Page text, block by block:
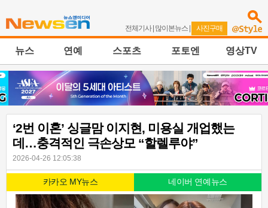
전체기사| 많이본뉴스 | 사진구매
뉴스 연예 스포츠 포토엔 영상TV
‘2번 이혼’ 싱글맘 이지현, 미용실 개업했는
데…충격적인 극손상모 “할렐루야”
2026-04-26 12:05:38
카카오 MY뉴스 네이버 연예뉴스